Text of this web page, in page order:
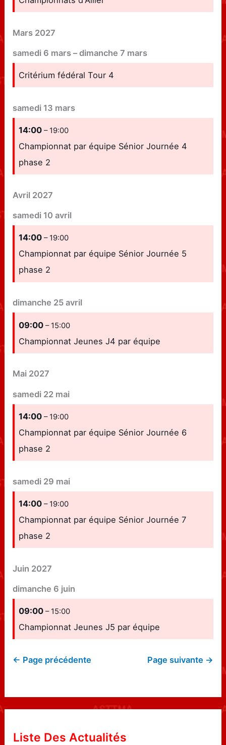
Mars 2027
samedi 6 mars –dimanche 7 mars
Critérium fédéral Tour 4
samedi 13 mars
14:00– 19:00
Championnat par équipe Sénior Journée 4
phase 2
Avril 2027
samedi 10 avril
14:00– 19:00
Championnat par équipe Sénior Journée 5
phase 2
dimanche 25 avril
09:00– 15:00
Championnat Jeunes J4 par équipe
Mai 2027
samedi 22 mai
14:00– 19:00
Championnat par équipe Sénior Journée 6
phase 2
samedi 29 mai
14:00– 19:00
Championnat par équipe Sénior Journée 7
phase 2
Juin 2027
dimanche 6 juin
09:00– 15:00
Championnat Jeunes J5 par équipe
← Page précédente Page suivante →
Liste Des Actualités